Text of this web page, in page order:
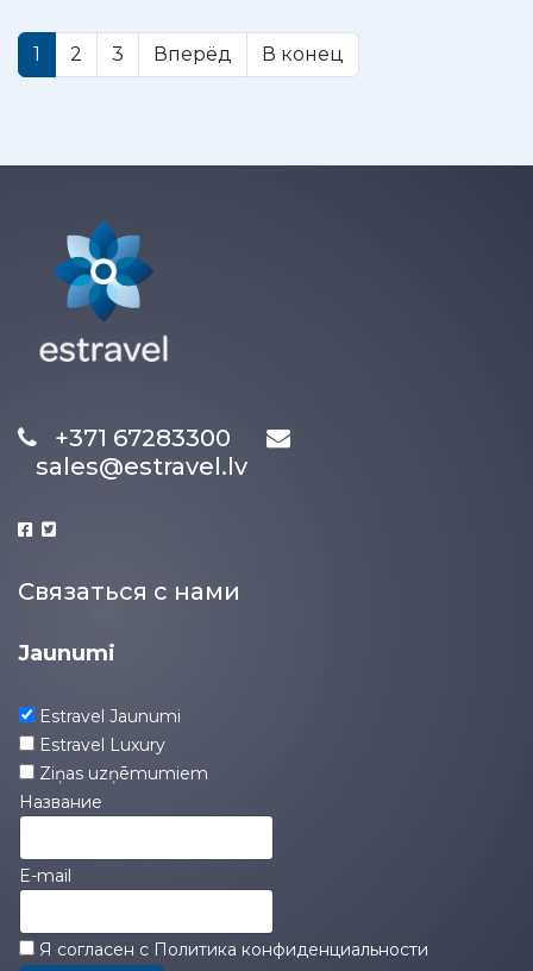
1 2 3 Вперёд В конец
+371 67283300
sales@estravel.lv
Связаться с нами
Jaunumi
Estravel Jaunumi
Estravel Luxury
Ziņas uzņēmumiem
Название
E-mail
Я согласен с Политика конфиденциальности